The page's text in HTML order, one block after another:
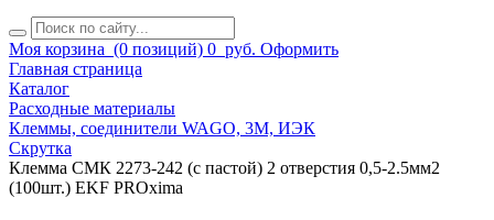
Моя корзина (0 позиций) 0 руб. Оформить
Главная страница
Каталог
Расходные материалы
Клеммы, соединители WAGO, 3M, ИЭК
Скрутка
Клемма СМК 2273-242 (с пастой) 2 отверстия 0,5-2.5мм2
(100шт.) EKF PROxima